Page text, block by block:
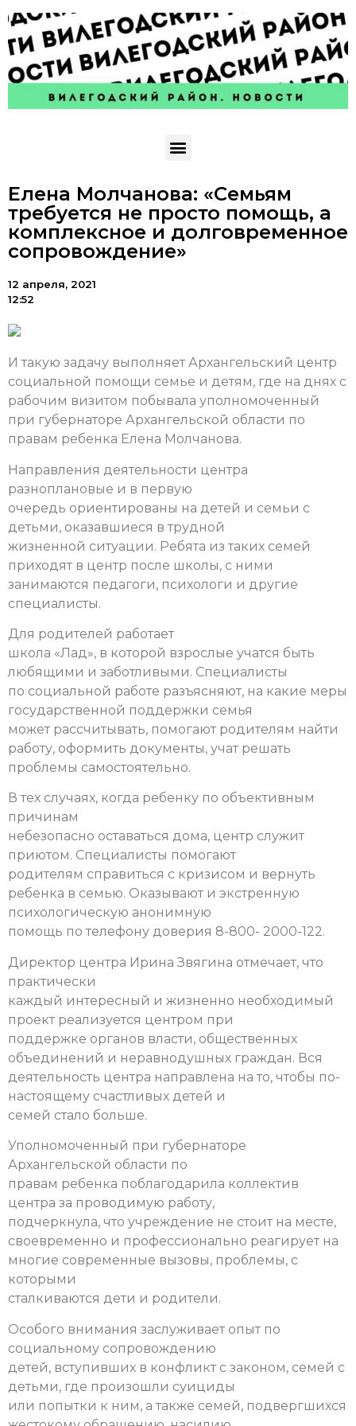
Елена Молчанова: «Семьям
требуется не просто помощь, а
комплексное и долговременное
сопровождение»
12 апреля, 2021
12:52
И такую задачу выполняет Архангельский центр
социальной помощи семье и детям, где на днях с
рабочим визитом побывала уполномоченный
при губернаторе Архангельской области по
правам ребенка Елена Молчанова.
Направления деятельности центра
разноплановые и в первую
очередь ориентированы на детей и семьи с
детьми, оказавшиеся в трудной
жизненной ситуации. Ребята из таких семей
приходят в центр после школы, с ними
занимаются педагоги, психологи и другие
специалисты.
Для родителей работает
школа «Лад», в которой взрослые учатся быть
любящими и заботливыми. Специалисты
по социальной работе разъясняют, на какие меры
государственной поддержки семья
может рассчитывать, помогают родителям найти
работу, оформить документы, учат решать
проблемы самостоятельно.
В тех случаях, когда ребенку по объективным
причинам
небезопасно оставаться дома, центр служит
приютом. Специалисты помогают
родителям справиться с кризисом и вернуть
ребенка в семью. Оказывают и экстренную
психологическую анонимную
помощь по телефону доверия 8-800- 2000-122.
Директор центра Ирина Звягина отмечает, что
практически
каждый интересный и жизненно необходимый
проект реализуется центром при
поддержке органов власти, общественных
объединений и неравнодушных граждан. Вся
деятельность центра направлена на то, чтобы по-
настоящему счастливых детей и
семей стало больше.
Уполномоченный при губернаторе
Архангельской области по
правам ребенка поблагодарила коллектив
центра за проводимую работу,
подчеркнула, что учреждение не стоит на месте,
своевременно и профессионально реагирует на
многие современные вызовы, проблемы, с
которыми
сталкиваются дети и родители.
Особого внимания заслуживает опыт по
социальному сопровождению
детей, вступивших в конфликт с законом, семей с
детьми, где произошли суициды
или попытки к ним, а также семей, подвергшихся